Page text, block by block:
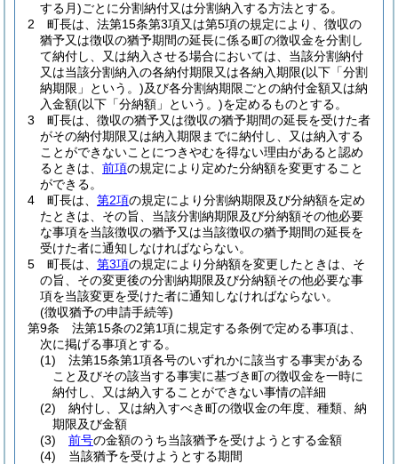
する月)ごとに分割納付又は分割納入する方法とする。
2
町長は、法第15条第3項又は第5項の規定により、徴収の
猶予又は徴収の猶予期間の延長に係る町の徴収金を分割し
て納付し、又は納入させる場合においては、当該分割納付
又は当該分割納入の各納付期限又は各納入期限(以下「分割
納期限」という。)及び各分割納期限ごとの納付金額又は納
入金額(以下「分納額」という。)を定めるものとする。
3
町長は、徴収の猶予又は徴収の猶予期間の延長を受けた者
がその納付期限又は納入期限までに納付し、又は納入する
ことができないことにつきやむを得ない理由があると認め
るときは、 前項の規定により定めた分納額を変更すること
ができる。
4
町長は、 第2項の規定により分割納期限及び分納額を定め
たときは、その旨、当該分割納期限及び分納額その他必要
な事項を当該徴収の猶予又は当該徴収の猶予期間の延長を
受けた者に通知しなければならない。
5
町長は、 第3項の規定により分納額を変更したときは、そ
の旨、その変更後の分割納期限及び分納額その他必要な事
項を当該変更を受けた者に通知しなければならない。
(徴収猶予の申請手続等)
第9条
法第15条の2第1項に規定する条例で定める事項は、
次に掲げる事項とする。
(1)
法第15条第1項各号のいずれかに該当する事実がある
こと及びその該当する事実に基づき町の徴収金を一時に
納付し、又は納入することができない事情の詳細
(2)
納付し、又は納入すべき町の徴収金の年度、種類、納
期限及び金額
(3)
前号の金額のうち当該猶予を受けようとする金額
(4)
当該猶予を受けようとする期間